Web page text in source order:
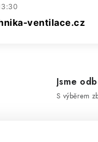
ventilace.cz
Jsme
S výběrem